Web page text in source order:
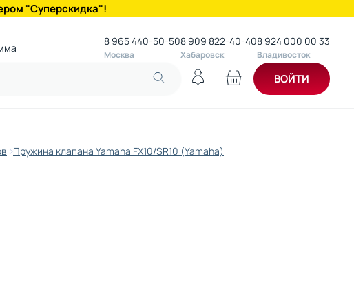
"Суперскидка"!
8 965 440-50-50
Москва
8 909 822-40-40
Хабаровск
8 924 000 00 33
Владивосток
ВОЙТИ
Пружина клапана Yamaha FX10/SR10 (Yamaha)